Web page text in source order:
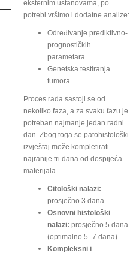
eksternim ustanovama, po
potrebi vršimo i dodatne analize:
Određivanje prediktivno-
prognostičkih
parametara
Genetska testiranja
tumora
Proces rada sastoji se od
nekoliko faza, a za svaku fazu je
potreban najmanje jedan radni
dan. Zbog toga se patohistološki
izvještaj može kompletirati
najranije tri dana od dospijeća
materijala.
Citološki nalazi:
prosječno 3 dana.
Osnovni histološki
nalazi: prosječno 5 dana
(optimalno 5–7 dana).
Kompleksni i